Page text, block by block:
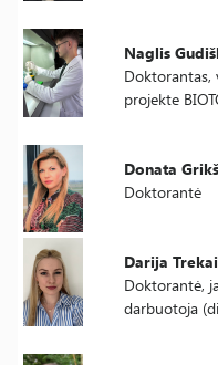
Naglis
Doktorantas,
projekte
Donata
Doktorantė
Darija
Doktorantė,
darbuotoja